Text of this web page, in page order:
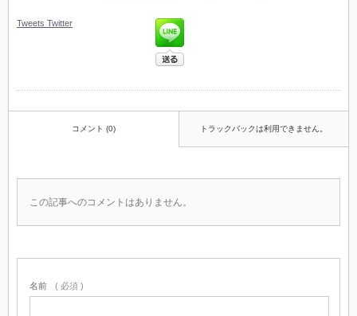
Tweets Twitter
コメント (0) トラックバックは利用できません。
この記事へのコメントはありません。
名前 ( 必須 )